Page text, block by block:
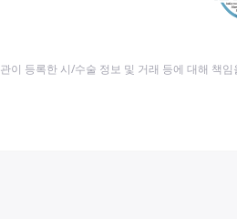
이 등록한 시/수술 정보 및 거래 등에 대해 책임